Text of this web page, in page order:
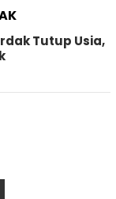
Tutup Usia,